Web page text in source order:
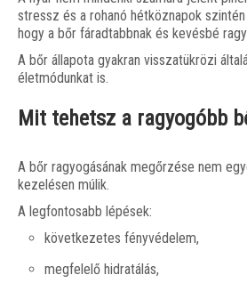
stressz és a rohanó hétköznapok
hogy a bőr fáradtabbnak és kevésbé
A bőr állapota gyakran visszatükrözi
életmódunkat is.
Mit tehetsz a ragyogóbb
A bőr ragyogásának megőrzése nem
kezelésen múlik.
A legfontosabb lépések:
következetes fényvédelem,
megfelelő hidratálás,